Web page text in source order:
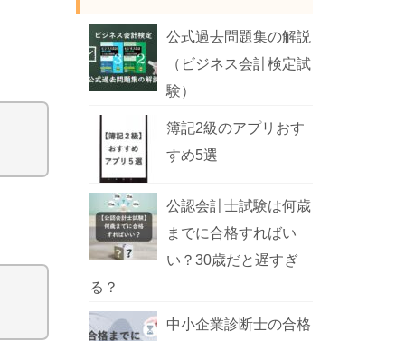
公式過去問題集の解説
（ビジネス会計検定試
験）
簿記2級のアプリおす
すめ5選
公認会計士試験は何歳
までに合格すればい
い？30歳だと遅すぎ
る？
中小企業診断士の合格